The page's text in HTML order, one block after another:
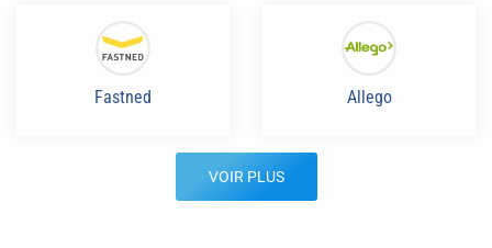
Fastned Allego
VOIR PLUS